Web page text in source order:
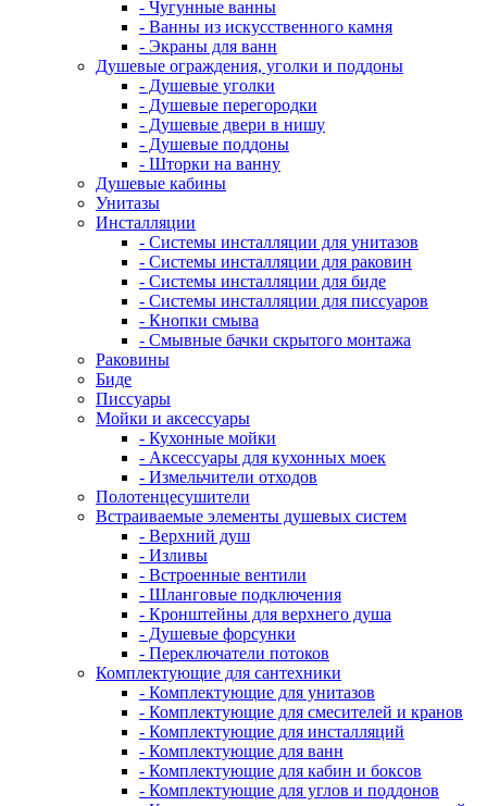
- Чугунные ванны
- Ванны из искусственного камня
- Экраны для ванн
Душевые ограждения, уголки и поддоны
- Душевые уголки
- Душевые перегородки
- Душевые двери в нишу
- Душевые поддоны
- Шторки на ванну
Душевые кабины
Унитазы
Инсталляции
- Системы инсталляции для унитазов
- Системы инсталляции для раковин
- Системы инсталляции для биде
- Системы инсталляции для писсуаров
- Кнопки смыва
- Смывные бачки скрытого монтажа
Раковины
Биде
Писсуары
Мойки и аксессуары
- Кухонные мойки
- Аксессуары для кухонных моек
- Измельчители отходов
Полотенцесушители
Встраиваемые элементы душевых систем
- Верхний душ
- Изливы
- Встроенные вентили
- Шланговые подключения
- Кронштейны для верхнего душа
- Душевые форсунки
- Переключатели потоков
Комплектующие для сантехники
- Комплектующие для унитазов
- Комплектующие для смесителей и кранов
- Комплектующие для инсталляций
- Комплектующие для ванн
- Комплектующие для кабин и боксов
- Комплектующие для углов и поддонов